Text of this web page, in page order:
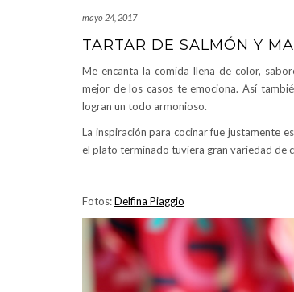
mayo 24, 2017
TARTAR DE SALMÓN Y
Me encanta la comida llena de color,
mejor de los casos te emociona. Así
logran un todo armonioso.
La inspiración para cocinar fue justamente
el plato terminado tuviera gran variedad de
Fotos:Delfina Piaggio